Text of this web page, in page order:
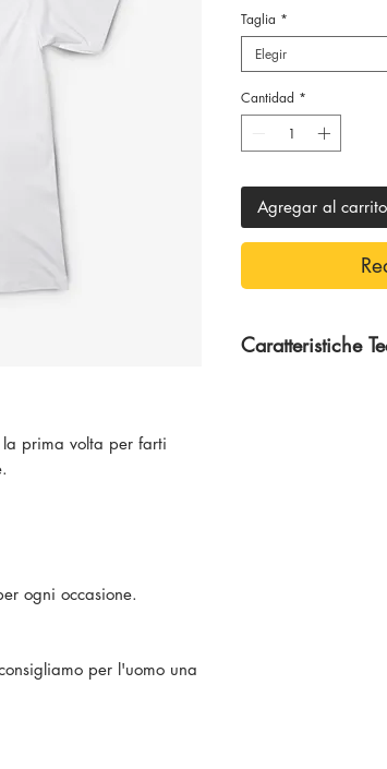
la prima volta per farti
ogni occasione.
per l'uomo una
Taglia *
Elegir
Cantidad *
Agregar al carrito
Caratteristiche